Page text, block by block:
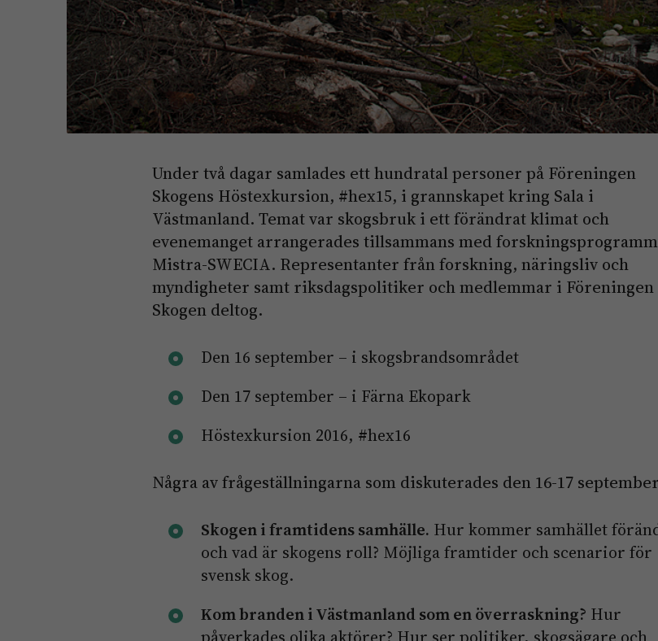
Under två dagar samlades ett hundratal personer på Föreningen
Skogens Höstexkursion, #hex15, i grannskapet kring Sala i
Västmanland. Temat var skogsbruk i ett förändrat klimat och
evenemanget arrangerades tillsammans med
Mistra-SWECIA. Representanter från forskning, näringsliv och
myndigheter samt riksdagspolitiker och medlemmar i Föreningen
Skogen deltog.
Den 16 september – i skogsbrandsområdet
Den 17 september – i Färna Ekopark
Höstexkursion 2016, #hex16
Några av frågeställningarna som diskuterades den 16-17
Skogen i framtidens samhälle. Hur kommer samhället
och vad är skogens roll? Möjliga framtider och scenarior för
svensk skog.
Kom branden i Västmanland som en överraskning? Hur